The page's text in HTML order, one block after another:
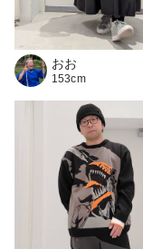
おお
153cm